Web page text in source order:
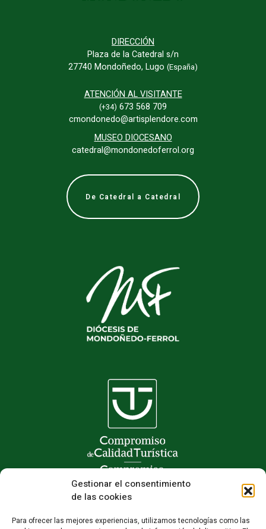
Gestionar el consentimiento
de las cookies
Para ofrecer las mejores experiencias, utilizamos tecnologías como las
DIRECCIÓN
Plaza de la Catedral s/n
27740 Mondoñedo, Lugo (España)
ATENCIÓN AL VISITANTE
(+34) 673 568 709
cmondonedo@artisplendore.com
MUSEO DIOCESANO
catedral@mondonedoferrol.org
De Catedral a Catedral